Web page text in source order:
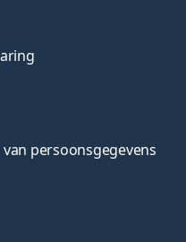
persoonsgegevens